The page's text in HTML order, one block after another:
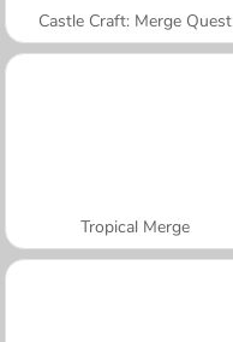
Castle Craft: Merge Quest
Tropical Merge